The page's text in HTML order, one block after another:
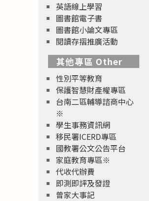
英語線上學習
圖書館電子書
圖書館小論文專區
閱讀存摺推廣活動
其他專區 Other
性別平等教育
保護智慧財產權專區
台南二區輔導諮商中心
※
學生事務資訊網
移民署ICERD專區
國教署公文公告平台
家庭教育專區※
代收代辦費
即測即評及發證
曾家大事記